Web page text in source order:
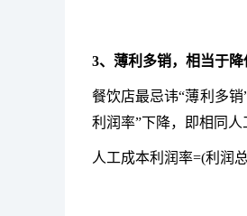
3、薄利多销，相当于
餐饮店最忌讳“薄利多
利润率”下降，即相同人
人工成本利润率=(利润